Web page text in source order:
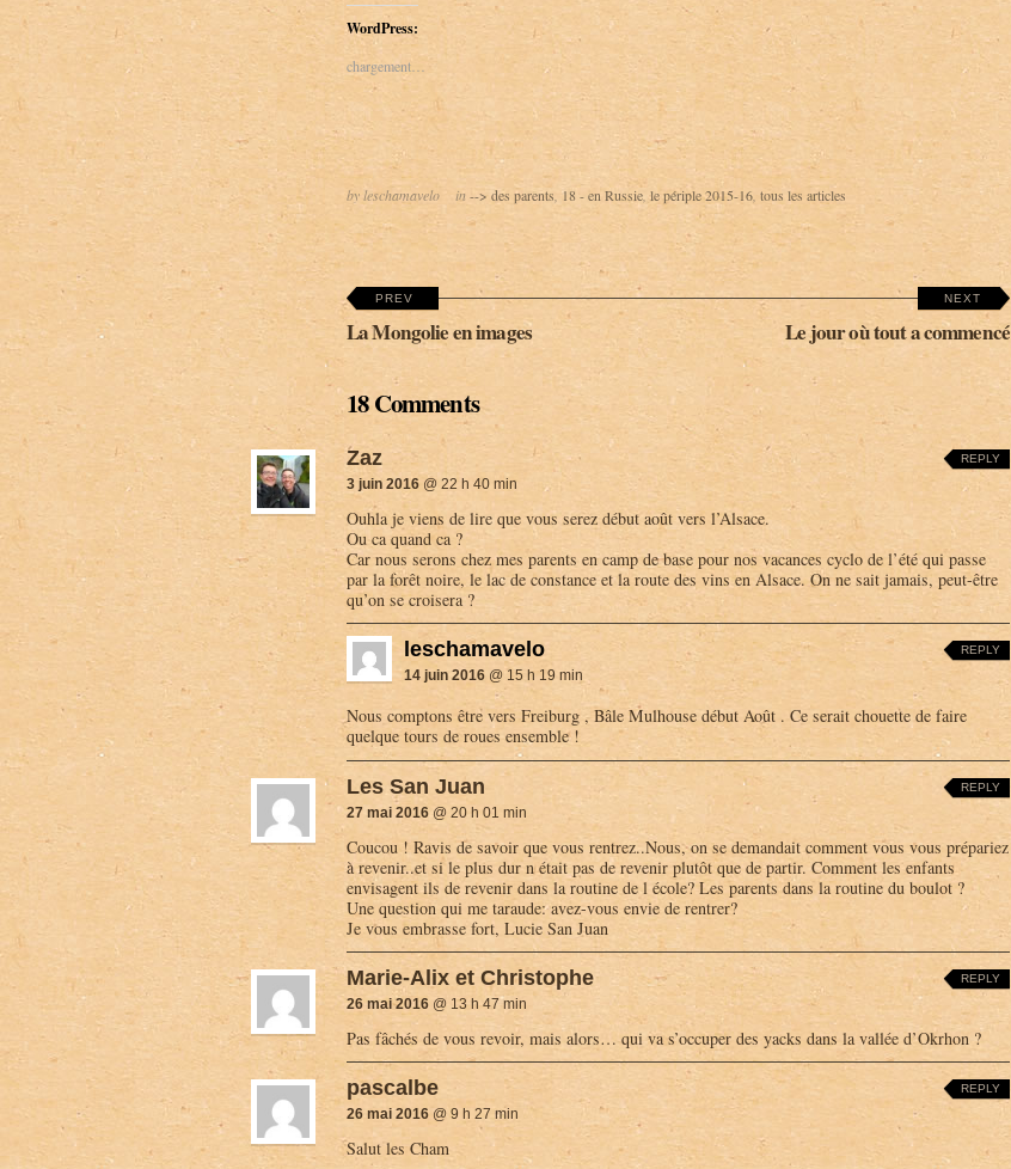
WordPress:
chargement…
by leschamavelo in --> des parents 18 - en Russie le périple 2015-16 tous les articles
PREV
La Mongolie en images
NEXT
Le jour où tout a commencé
18 Comments
Zaz
3 juin 2016 @ 22 h 40 min
Ouhla je viens de lire que vous serez début août vers l’Alsace.
Ou ca quand ca ?
Car nous serons chez mes parents en camp de base pour nos vacances cyclo de l’été qui passe
par la forêt noire, le lac de constance et la route des vins en Alsace. On ne sait jamais, peut-être
qu’on se croisera ?
REPLY
leschamavelo
14 juin 2016 @ 15 h 19 min
Nous comptons être vers Freiburg , Bâle Mulhouse début Août . Ce serait chouette de faire
quelque tours de roues ensemble !
REPLY
Les San Juan
27 mai 2016 @ 20 h 01 min
Coucou ! Ravis de savoir que vous rentrez..Nous, on se demandait comment vous vous prépariez
à revenir..et si le plus dur n était pas de revenir plutôt que de partir. Comment les enfants
envisagent ils de revenir dans la routine de l école? Les parents dans la routine du boulot ?
Une question qui me taraude: avez-vous envie de rentrer?
Je vous embrasse fort, Lucie San Juan
REPLY
Marie-Alix et Christophe
26 mai 2016 @ 13 h 47 min
Pas fâchés de vous revoir, mais alors… qui va s’occuper des yacks dans la vallée d’Okrhon ?
REPLY
pascalbe
26 mai 2016 @ 9 h 27 min
Salut les Cham
REPLY